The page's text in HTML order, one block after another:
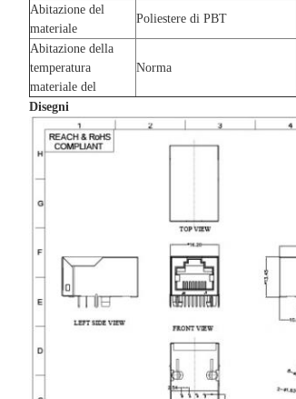
Abitazione del
materiale
Poliestere di PBT
Abitazione della
temperatura
materiale del
Norma
Disegni